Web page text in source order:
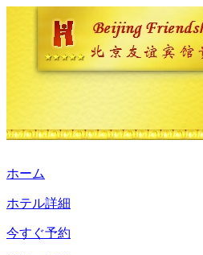
ホーム
ホテル詳細
今すぐ予約